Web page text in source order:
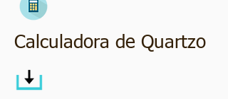
Calculadora de Quartzo